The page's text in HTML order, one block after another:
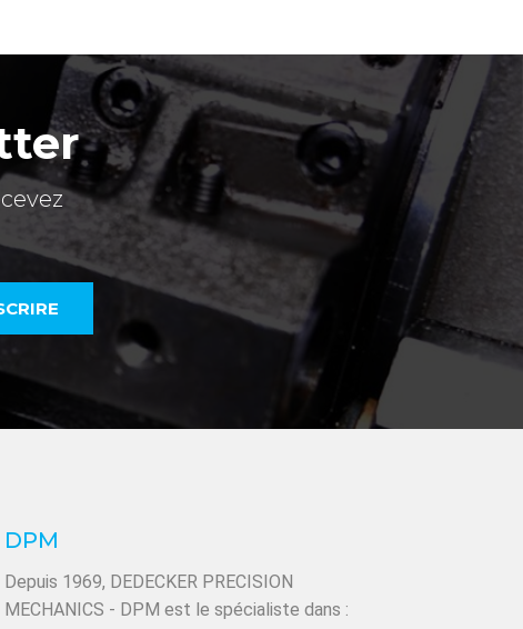
DPM
Depuis 1969, DEDECKER PRECISION
MECHANICS - DPM est le spécialiste dans :